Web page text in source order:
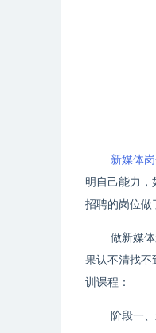
新媒体
明自己能力，
招聘的岗位做
做新媒
果认不清找不
训课程：
阶段一